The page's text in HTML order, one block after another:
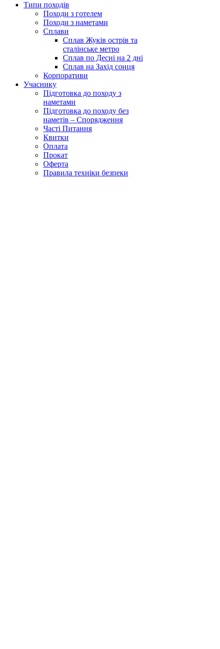
Типи походів
Походи з готелем
Походи з наметами
Сплави
Сплав Жуків острів та
сталінське метро
Сплав по Десні на 2 дні
Сплав на Захід сонця
Корпоративи
Учаснику
Підготовка до походу з
наметами
Підготовка до походу без
наметів – Спорядження
Часті Питання
Квитки
Оплата
Прокат
Оферта
Правила техніки безпеки